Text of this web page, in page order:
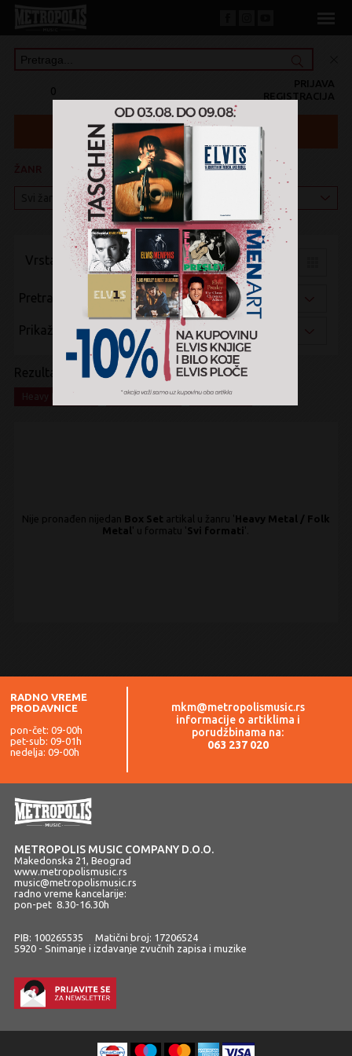
0 REGISTRACIJA
PRIJAVA
KATEGORIJA
Vrsta pregleda:
Pretraži po:
Prikaži po:
Rezultati pretrage:
Folk Metal x Box Set
Nije pronađen nijedan Box Set artikal u žanru 'Heavy Metal / Folk
Metal ' u formatu 'Svi formati'.
RADNO VREME
PRODAVNICE
pon-čet: 09-00h
pet-sub: 09-01h
nedelja: 09-00h
mkm@metropolismusic.rs
informacije o artiklima i
porudžbinama na:
063 237 020
METROPOLIS MUSIC COMPANY D.O.O.
Makedonska 21, Beograd
www.metropolismusic.rs
music@metropolismusic.rs
radno vreme kancelarije:
pon-pet 8.30-16.30h
PIB: 100265535 Matični broj: 17206524
5920 - Snimanje i izdavanje zvučnih zapisa i muzike